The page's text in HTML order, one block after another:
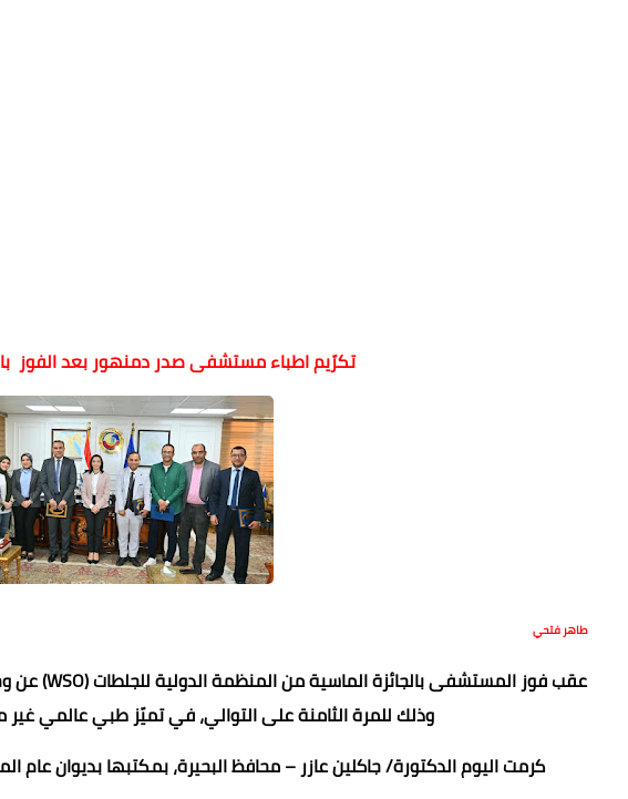
تكرّيم اطباء مستشفى صدر دمنهور بعد الفوز
طاهر فتحي
وذلك للمرة الثامنة على التوالي، في تميّز طبي عالمي
كرمت اليوم الدكتورة/ جاكلين عازر – محافظ البحيرة، بمكتبها بديوان